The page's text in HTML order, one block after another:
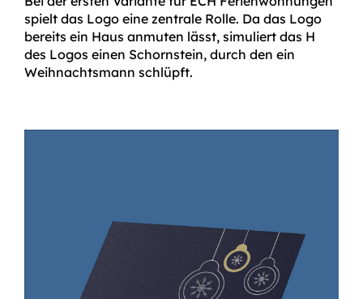
spielt das Logo eine zentrale Rolle. Da das Logo
bereits ein Haus anmuten lässt, simuliert das H
des Logos einen Schornstein, durch den ein
Weihnachtsmann schlüpft.